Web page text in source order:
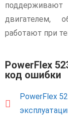
двигателем,
работают при
PowerFlex
код ошибки
PowerFlex